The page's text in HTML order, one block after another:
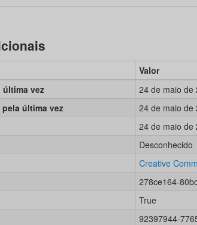
Valor
última vez
24 de maio de
última vez
24 de maio de
24 de maio de
Desconhecido
Creative
278ce164-
True
92397944-